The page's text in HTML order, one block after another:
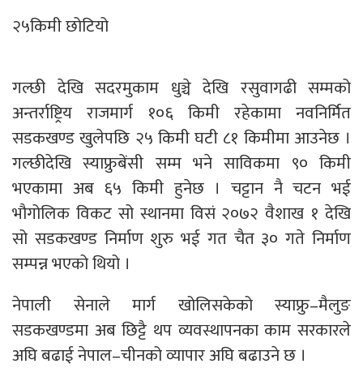
२५किमी छोटियो
गल्छी देखि सदरमुकाम धुञ्चे देखि रसुवागढी सम्मको
अन्तर्राष्ट्रिय राजमार्ग १०६ किमी रहेकामा नवनिर्मित
सडकखण्ड खुलेपछि २५ किमी घटी ८१ किमीमा आउनेछ ।
गल्छीदेखि स्याफ्रुबेंसी सम्म भने साविकमा ९० किमी
भएकामा अब ६५ किमी हुनेछ । चट्टान नै चटन भई
भौगोलिक विकट सो स्थानमा विसं २०७२ वैशाख १ देखि
सो सडकखण्ड निर्माण शुरु भई गत चैत ३० गते निर्माण
सम्पन्न भएको थियो ।
नेपाली सेनाले मार्ग खोलिसकेको स्याफ्रु–मैलुङ
सडकखण्डमा अब छिट्टै थप व्यवस्थापनका काम सरकारले
अघि बढाई नेपाल–चीनको व्यापार अघि बढाउने छ ।